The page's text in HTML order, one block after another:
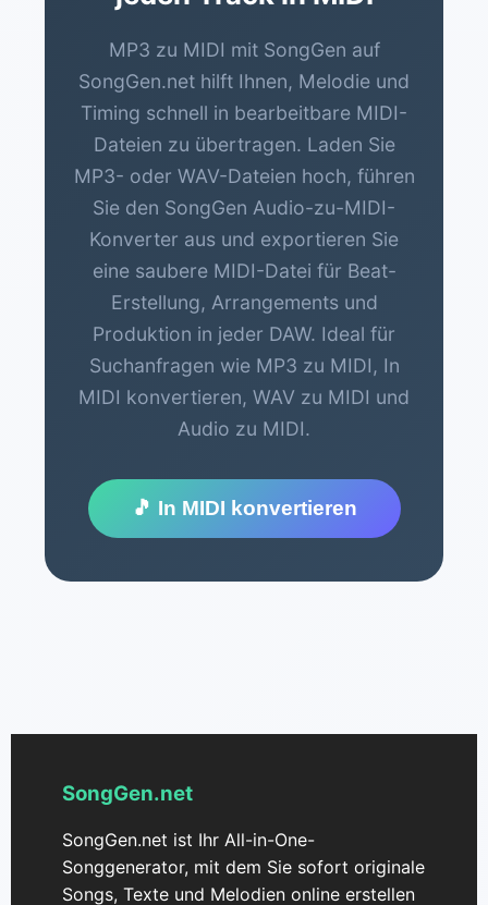
MP3 zu MIDI mit SongGen auf
SongGen.net hilft Ihnen, Melodie und
Timing schnell in bearbeitbare MIDI-
Dateien zu übertragen. Laden Sie
MP3- oder WAV-Dateien hoch, führen
Sie den SongGen Audio-zu-MIDI-
Konverter aus und exportieren Sie
eine saubere MIDI-Datei für Beat-
Erstellung, Arrangements und
Produktion in jeder DAW. Ideal für
Suchanfragen wie MP3 zu MIDI, In
MIDI konvertieren, WAV zu MIDI und
Audio zu MIDI.
🎵 In MIDI konvertieren
SongGen.net
SongGen.net ist Ihr All-in-One-
Songgenerator, mit dem Sie sofort originale
Songs, Texte und Melodien online erstellen